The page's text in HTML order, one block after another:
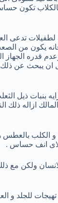
تكون
تدعى
يكون من
قدره الجهاز
يبحث عن ذلك
بنبات ذيل
ازاله ذلك
الكلب بالعطس
لاى انف حساس .
ولكن مع
للجلد و